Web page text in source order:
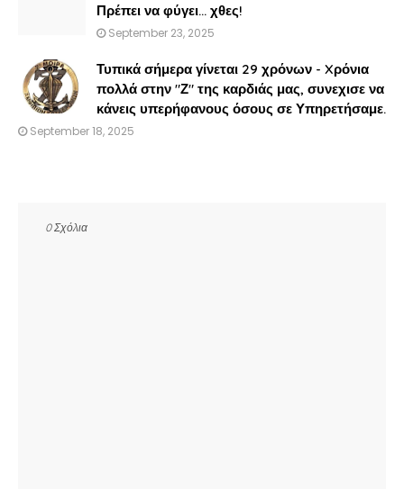
Πρέπει να φύγει… χθες!
September 23, 2025
Τυπικά σήμερα γίνεται 29 χρόνων - Xρόνια
πολλά στην "Ζ" της καρδιάς μας, συνεχισε να
κάνεις υπερήφανους όσους σε Υπηρετήσαμε.
September 18, 2025
0 Σχόλια